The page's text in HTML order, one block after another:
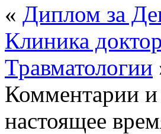
« Диплом за
Клиника
Травматологии
Комментарии
настоящее